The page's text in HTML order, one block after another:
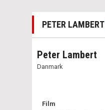
PETER LAMBERT
Peter Lambert
Danmark
Film